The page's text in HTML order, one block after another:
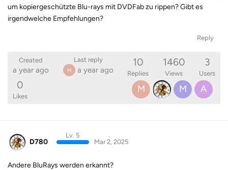
um kopiergeschützte Blu-rays mit DVDFab zu rippen? Gibt es
irgendwelche Empfehlungen?
Reply
Created
a year ago
Last reply
M a year ago
10
Replies
1460
Views
3
Users
0
Likes
M M A
D780
Lv. 5
Mar 2, 2025
Andere BluRays werden erkannt?